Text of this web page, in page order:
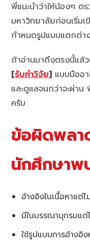
พี่แนะนำว่าให้น้องๆ ต
มหาวิทยาลัยก่อนเริ่มเ
กำหนดรูปแบบแตกต่า
ถ้าอ่านมาถึงตรงนี้แล้
[รับทำวิจัย] แบบมืออ
และดูแลจนกว่าจะผ่าน
ครับ
ข้อผิดพลา
นักศึกษาพ
อ้างอิงในเนื้อหาแต่
มีในบรรณานุกรมแต่
ใช้รูปแบบการอ้างอิ